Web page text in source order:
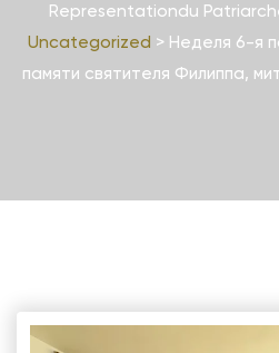
Representationdu
Uncategorized > Неделя 6-я
памяти святителя Филиппа,